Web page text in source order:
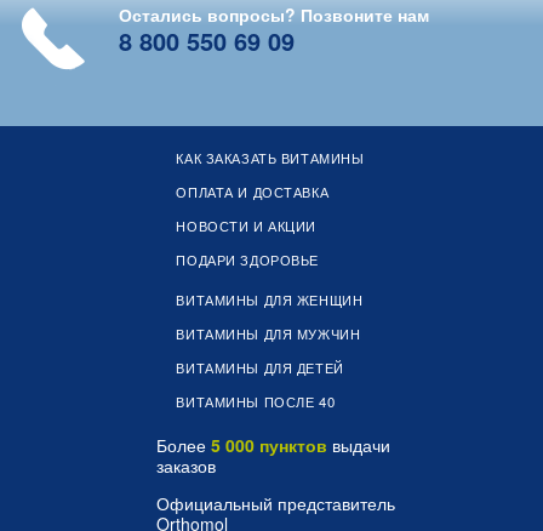
Остались вопросы? Позвоните нам
8 800 550 69 09
КАК ЗАКАЗАТЬ ВИТАМИНЫ
ОПЛАТА И ДОСТАВКА
НОВОСТИ И АКЦИИ
ПОДАРИ ЗДОРОВЬЕ
ВИТАМИНЫ ДЛЯ ЖЕНЩИН
ВИТАМИНЫ ДЛЯ МУЖЧИН
ВИТАМИНЫ ДЛЯ ДЕТЕЙ
ВИТАМИНЫ ПОСЛЕ 40
Более 5 000 пунктов выдачи
заказов
Официальный представитель
Orthomol